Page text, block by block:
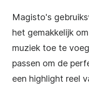
Magisto's
het gemakkelijk
muziek toe te
passen om de
een highlight reel